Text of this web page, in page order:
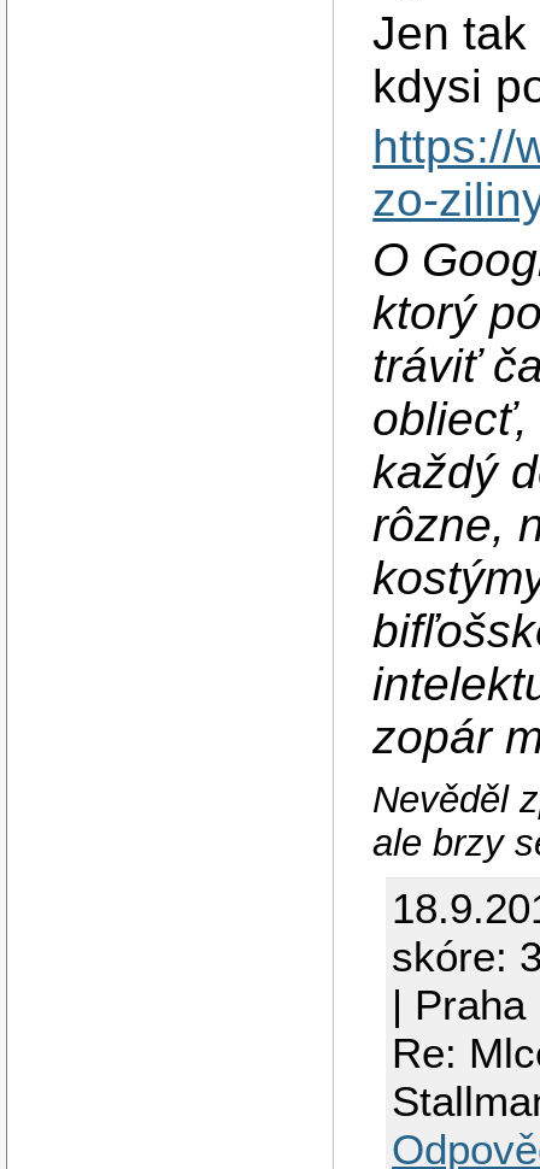
Jen tak
kdysi
https://
zo-
O
ktorý
tráviť
obliecť,
každý
rôzne,
zopár
Nevěděl
ale brzy
skóre:
| Praha
Re: